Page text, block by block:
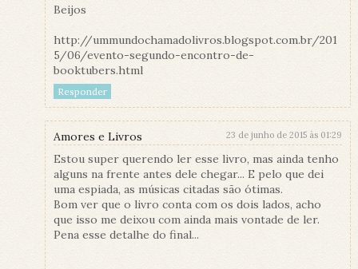
Beijos
http://ummundochamadolivros.blogspot.com.br/201
5/06/evento-segundo-encontro-de-
booktubers.html
Responder
Amores e Livros 23 de junho de 2015 às 01:29
Estou super querendo ler esse livro, mas ainda tenho
alguns na frente antes dele chegar... E pelo que dei
uma espiada, as músicas citadas são ótimas.
Bom ver que o livro conta com os dois lados, acho
que isso me deixou com ainda mais vontade de ler.
Pena esse detalhe do final...